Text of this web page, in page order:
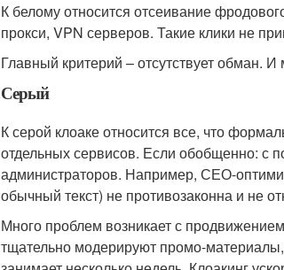
К белому относится отсеивание
прокси, VPN серверов. Такие клики не
Главный критерий – отсутствует обман.
Серый
К серой клоаке относится все, что
отдельных сервисов. Если обобщенно: с
администраторов. Например, СЕО-
обычный текст) не противозаконна и не
Много проблем возникает с
тщательно модерируют промо-